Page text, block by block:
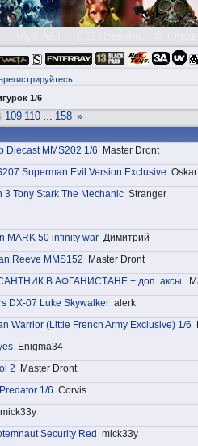
.
1/6
109 110 … 158 »
Diecast MMS202 1/6
Master Dront
Superman Evil Version Exclusive Oskar
3 Tony Stark The Mechanic Stranger
MARK 50 infinity war Димитрий
Reeve MMS152
Master Dront
В АФГАНИСТАНЕ + доп. аксы.
DX-07 Luke Skywalker alerk
Warrior (Little French Army Exclusive) 1/6
Enigma34
2
Master Dront
1/6 Corvis
mick33y
Security Red mick33y